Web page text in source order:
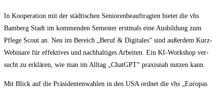
In Koope­ra­ti­on mit der städ­ti­schen Senio­ren­be­auf­trag­ten bie­tet die vhs
Bam­berg Stadt im kom­men­den Semes­ter erst­mals eine Aus­bil­dung zum
Pfle­ge Scout an. Neu im Bereich „Beruf & Digi­ta­les“ sind außer­dem Kurz-
Web­i­na­re für effek­ti­ves und nach­hal­ti­ges Arbei­ten. Ein KI-Work­shop ver­
sucht zu erklä­ren, wie man im All­tag „ChatGPT“ pra­xis­nah nut­zen kann.
Mit Blick auf die Prä­si­den­ten­wah­len in den USA ord­net die vhs „Euro­pas